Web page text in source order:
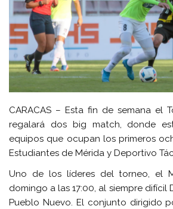
CARACAS – Esta fin de semana el
regalará dos big match, donde
equipos que ocupan los primeros
Estudiantes de Mérida y Deportivo
Uno de los líderes del torneo, el
domingo a las 17:00, al siempre difícil
Pueblo Nuevo. El conjunto dirigido